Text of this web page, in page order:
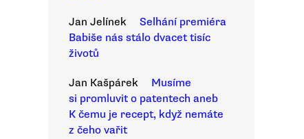
Jan Jelínek
Selhání premiéra
Babiše nás stálo dvacet tisíc
životů
Jan Kašpárek
Musíme
si promluvit o patentech aneb
K čemu je recept, když nemáte
z čeho vařit